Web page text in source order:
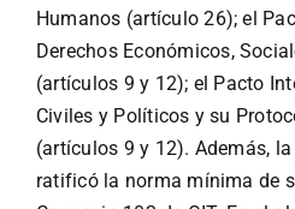
Humanos (artículo 26); el
Derechos Económicos,
(artículos 9 y 12); el Pacto
Civiles y Políticos y su
(artículos 9 y 12). Además,
ratificó la norma mínima de